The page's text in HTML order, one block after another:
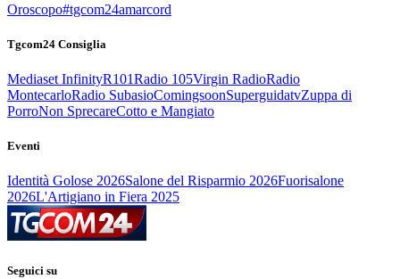
Oroscopo#tgcom24amarcord
Tgcom24 Consiglia
Mediaset InfinityR101Radio 105Virgin RadioRadio
MontecarloRadio SubasioComingsoonSuperguidatvZuppa di
PorroNon SprecareCotto e Mangiato
Eventi
Identità Golose 2026Salone del Risparmio 2026Fuorisalone
2026L'Artigiano in Fiera 2025
Seguici su